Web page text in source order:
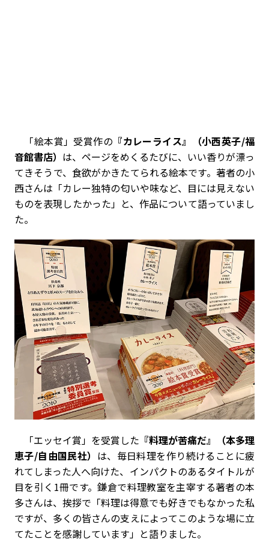
「絵本賞」受賞作の 『カレーライス』（小西英子/福
音館書店） は、ページをめくるたびに、いい香りが漂っ
てきそうで、食欲がかきたてられる絵本です。著者の小
西さんは「カレー独特の匂いや味など、目には見えない
ものを表現したかった」と、作品について語っていまし
た。
「エッセイ賞」を受賞した 『料理が苦痛だ』（本多理
恵子/自由国民社） は、毎日料理を作り続けることに疲
れてしまった人へ向けた、インパクトのあるタイトルが
目を引く1冊です。鎌倉で料理教室を主宰する著者の本
多さんは、挨拶で「料理は得意でも好きでもなかった私
ですが、多くの皆さんの支えによってこのような場に立
てたことを感謝しています」と語りました。